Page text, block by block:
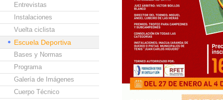
Entrevistas
Instalaciones
Vuelta ciclista
Escuela Deportiva
Bases y Normas
Programa
Galería de Imágenes
Cuerpo Técnico